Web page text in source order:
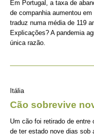
Em Portugal, a taxa de
de companhia aumentou
traduz numa média de 119
Explicações? A pandemia
única razão.
Itália
Cão sobrevive
Um cão foi retirado de
de ter estado nove dias sob